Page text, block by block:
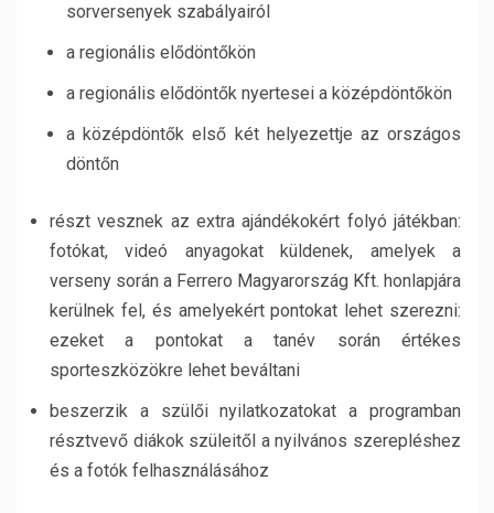
sorversenyek szabályairól
a regionális elődöntőkön
a regionális elődöntők nyertesei a középdöntőkön
a középdöntők első két helyezettje az országos
döntőn
részt vesznek az extra ajándékokért folyó játékban:
fotókat, videó anyagokat küldenek, amelyek a
verseny során a Ferrero Magyarország Kft. honlapjára
kerülnek fel, és amelyekért pontokat lehet szerezni:
ezeket a pontokat a tanév során értékes
sporteszközökre lehet beváltani
beszerzik a szülői nyilatkozatokat a programban
résztvevő diákok szüleitől a nyilvános szerepléshez
és a fotók felhasználásához